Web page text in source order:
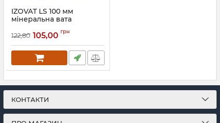
IZOVAT LS 100 мм
мінеральна вата
122,80 105,00 грн
КОНТАКТИ